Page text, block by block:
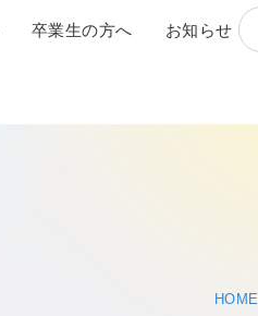
卒業生の方へ お知らせ
HOME